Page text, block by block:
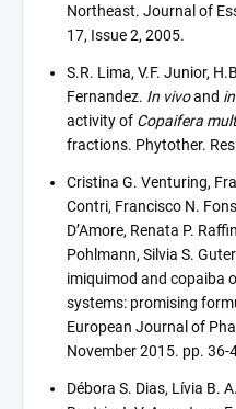
Northeast. Journal of
17, Issue 2, 2005.
S.R. Lima, V.F. Junior,
Fernandez. In vivoand
activity of Copaifera
fractions. Phytother.
Cristina G. Venturing,
Contri, Francisco N.
D’Amore, Renata P.
Pohlmann, Silvia S.
imiquimod and copaiba
systems: promising
European Journal of
November 2015. pp. 36-
Débora S. Dias, Lívia B.